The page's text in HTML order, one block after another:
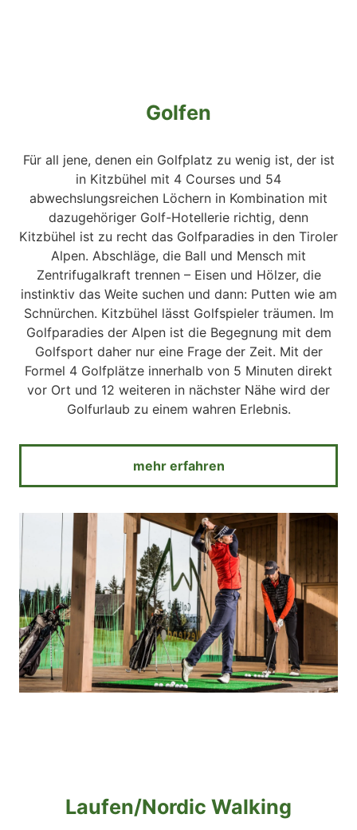
Golfen
Für all jene, denen ein Golfplatz zu wenig ist, der ist
in Kitzbühel mit 4 Courses und 54
abwechslungsreichen Löchern in Kombination mit
dazugehöriger Golf-Hotellerie richtig, denn
Kitzbühel ist zu recht das Golfparadies in den Tiroler
Alpen. Abschläge, die Ball und Mensch mit
Zentrifugalkraft trennen – Eisen und Hölzer, die
instinktiv das Weite suchen und dann: Putten wie am
Schnürchen. Kitzbühel lässt Golfspieler träumen. Im
Golfparadies der Alpen ist die Begegnung mit dem
Golfsport daher nur eine Frage der Zeit. Mit der
Formel 4 Golfplätze innerhalb von 5 Minuten direkt
vor Ort und 12 weiteren in nächster Nähe wird der
Golfurlaub zu einem wahren Erlebnis.
mehr erfahren
Laufen/Nordic Walking